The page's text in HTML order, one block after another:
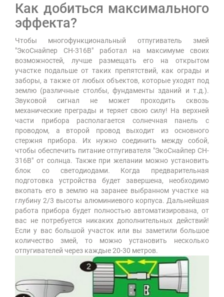
Как добиться максимального
эффекта?
Чтобы многофункциональный отпугиватель змей
"ЭкоСнайпер CH-316B" работал на максимуме своих
возможностей, лучше размещать его на открытом
участке подальше от таких препятствий, как ограды и
заборы, а также от любых объектов, которые уходят под
землю (различные столбы, фундаменты зданий и т.д.).
Звуковой сигнал не может проходить сквозь
механические преграды и теряет свою силу! На верхней
части прибора располагается солнечная панель с
проводом, а второй провод выходит из основного
стержня прибора. Их нужно соединить между собой,
чтобы обеспечить питание отпугивателя "ЭкоСнайпер CH-
316B" от солнца. Также при желании можно установить
блок со светодиодами. Когда предварительная
подготовка устройства будет завершена, необходимо
вкопать его в землю на заранее выбранном участке на
глубину 2/3 высоты алюминиевого корпуса. Дальнейшая
работа прибора будет полностью автоматизирована, от
вас не потребуется никаких дополнительных действий!
Если у вас большой участок или вы заметили большое
количество змей, то можно установить несколько
отпугивателей через каждые 20-30 метров.